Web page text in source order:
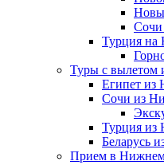
Сочи
Турция на
Туры с вылетом
Египет из
Сочи из
Турция из
Беларусь
Прием в